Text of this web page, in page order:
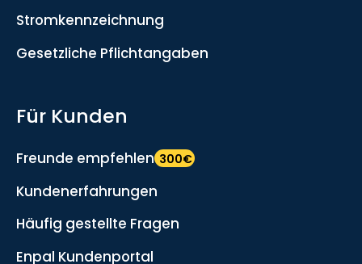
Stromkennzeichnung
Gesetzliche Pflichtangaben
Für Kunden
Freunde empfehlen 300€
Kundenerfahrungen
Häufig gestellte Fragen
Enpal Kundenportal